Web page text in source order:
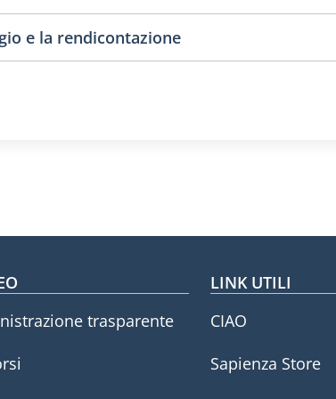
e la rendicontazione
menu
trasparente
LINK UTILI
CIAO
Sapienza Store